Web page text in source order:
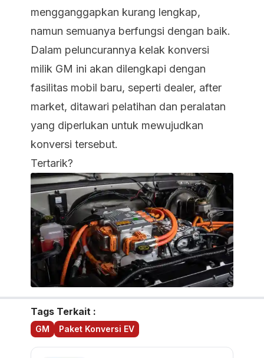
mengganggapkan kurang lengkap,
namun semuanya berfungsi dengan baik.
Dalam peluncurannya kelak konversi
milik GM ini akan dilengkapi dengan
fasilitas mobil baru, seperti dealer, after
market, ditawari pelatihan dan peralatan
yang diperlukan untuk mewujudkan
konversi tersebut.
Tertarik?
Tags Terkait :
GM Paket Konversi EV